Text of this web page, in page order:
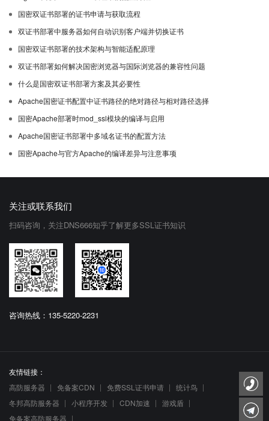
国密双证书部署的证书申请与获取流程
双证书部署中服务器如何自动识别客户端并切换证书
国密双证书部署的技术架构与智能适配原理
双证书部署如何解决国密浏览器与国际浏览器的兼容性问题
什么是国密双证书部署方案及其必要性
Apache国密证书配置中证书路径的绝对路径与相对路径选择
国密Apache部署时mod_ssl模块的编译与启用
Apache国密证书部署中多域名证书的配置方法
国密Apache与官方Apache的编译差异与注意事项
关注或联系我们
扫码咨询，关注DNS666知乎了解更多SSL证书知识
咨询热线：135-5220-2231
友情链接：
高防服务器
免备案CDN 免费SSL证书申请
统计鸟
冬邦高防服务器
小程序开发 CDN加速
游戏盾
免备案高防服务器